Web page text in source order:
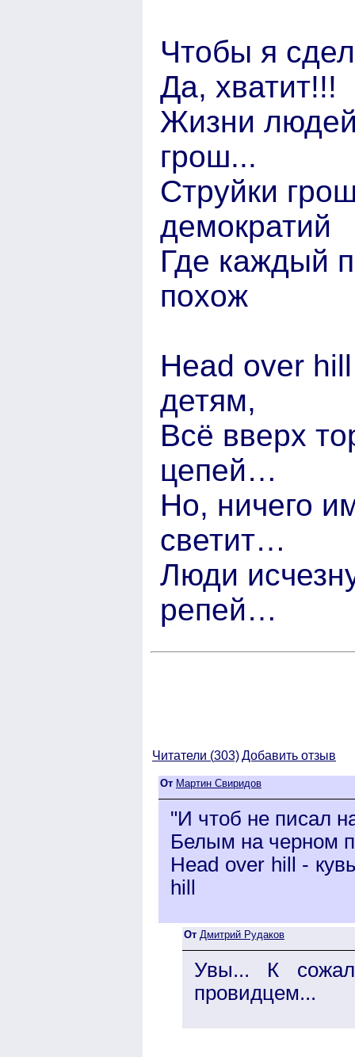
Чтобы я
Да, хватит!!!
Жизни
грош...
Струйки
демократий
Где каждый
похож
Head over
детям,
Всё вверх
цепей…
Но, ничего
светит…
Люди
репей…
Читатели (303)Добавить отзыв
От Мартин Свиридов
"И чтоб не писал
Белым на черном
Head over hill -
hill
От Дмитрий Рудаков
Увы... К
провидцем...